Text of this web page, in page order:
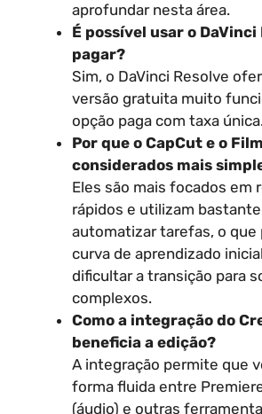
aprofundar nesta área.
É possível usar o DaVinci
pagar?
Sim, o DaVinci Resolve
versão gratuita muito
opção paga com taxa
Por que o CapCut e o
considerados mais
Eles são mais focados em
rápidos e utilizam
automatizar tarefas, o que
curva de aprendizado
dificultar a transição para
complexos.
Como a integração do
beneficia a edição?
A integração permite que
forma fluida entre
(áudio) e outras